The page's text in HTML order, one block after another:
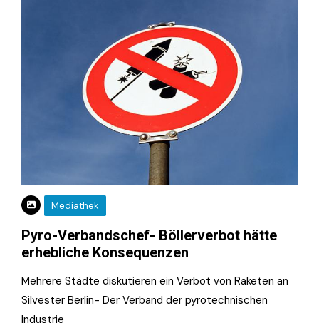
Mediathek
Pyro-Verbandschef- Böllerverbot hätte
erhebliche Konsequenzen
Mehrere Städte diskutieren ein Verbot von Raketen an
Silvester Berlin- Der Verband der pyrotechnischen
Industrie